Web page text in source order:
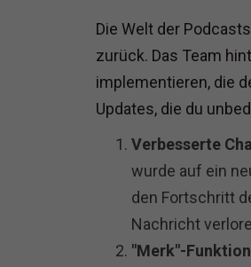
Die Welt der
zurück. Das Team
implementieren, die
Updates, die du
Verbesserte
wurde auf ein
den Fortschritt
Nachricht
"Merk"-